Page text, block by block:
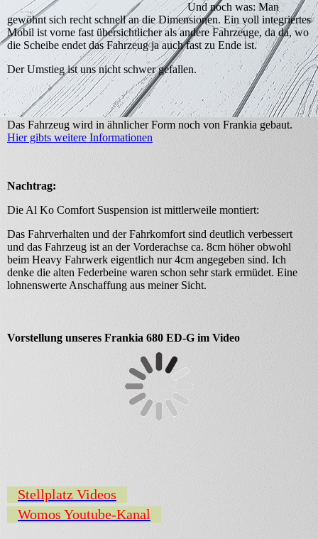
Und noch was: Man
gewöhnt sich recht schnell an die Dimensionen. Ein voll integriertes
Mobil ist vorne fast übersichtlicher als andere Fahrzeuge, da da, wo
die Scheibe endet das Fahrzeug ja auch fast zu Ende ist.
Der Umstieg ist uns nicht schwer gefallen.
Das Fahrzeug wird in ähnlicher Form noch von Frankia gebaut.
Hier gibts weitere Informationen
Nachtrag:
Die Al Ko Comfort Suspension ist mittlerweile montiert:
Das Fahrverhalten und der Fahrkomfort sind deutlich verbessert
und das Fahrzeug ist an der Vorderachse ca. 8cm höher obwohl
beim Heavy Fahrwerk eigentlich nur 4cm angegeben sind. Ich
denke die alten Federbeine waren schon sehr stark ermüdet. Eine
lohnenswerte Anschaffung aus meiner Sicht.
Vorstellung unseres Frankia 680 ED-G im Video
Stellplatz Videos
Womos Youtube-Kanal